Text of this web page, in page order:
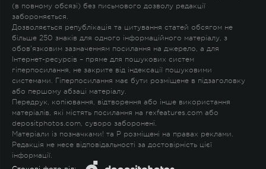
(в повному обсязі) без письмового дозволу редакції
забороняється.
Дозволяється републікація та цитування статей обсягом не
більше 250 знаків для одного інформаційного матеріалу, з
обов'язковим зазначенням посилання на джерело, а для
Інтернет-ресурсів – пряме для пошукових систем
гіперпосилання, не закрите від індексації пошуковими
системами. Гіперпосилання має бути розміщене в підзаголовку
або першому абзаці матеріалу.
Передрук, копіювання, відтворення або інше використання
матеріалів, які містять посилання на rexfeatures.com або
depositphotos.com, суворо заборонені.
Матеріали із позначками! та P розміщені на правах реклами.
Редакція не несе відповідальності за достовірність цієї
інформації.